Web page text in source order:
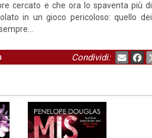
cercato e che ora lo spaventa più di
in un gioco pericoloso: quello dei
Condividi: